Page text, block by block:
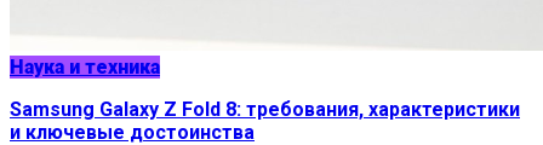
Наука и техника
Samsung Galaxy Z Fold 8: требования, характеристики
и ключевые достоинства